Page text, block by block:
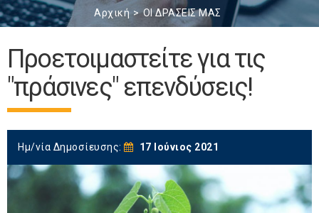
Αρχική ΟΙ ΔΡΑΣΕΙΣ ΜΑΣ
Προετοιμαστείτε για τις
"πράσινες" επενδύσεις!
Ημ/νία Δημοσίευσης: 17 Ιούνιος 2021